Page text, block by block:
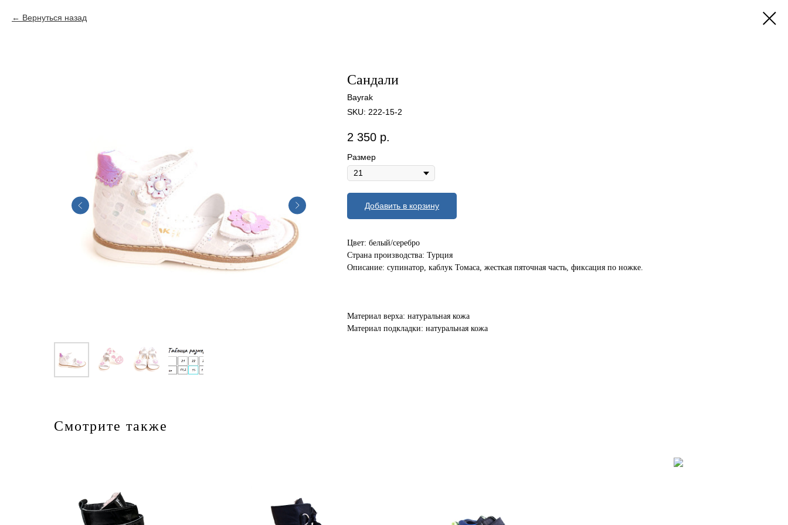
Вернуться назад
Сандали
Bayrak
SKU: 222-15-2
2 350 р.
Размер
Добавить в корзину
Цвет: белый/серебро
Страна производства: Турция
Описание: супинатор, каблук Томаса, жесткая пяточная часть, фиксация по ножке.
Материал верха: натуральная кожа
Материал подкладки: натуральная кожа
Смотрите также